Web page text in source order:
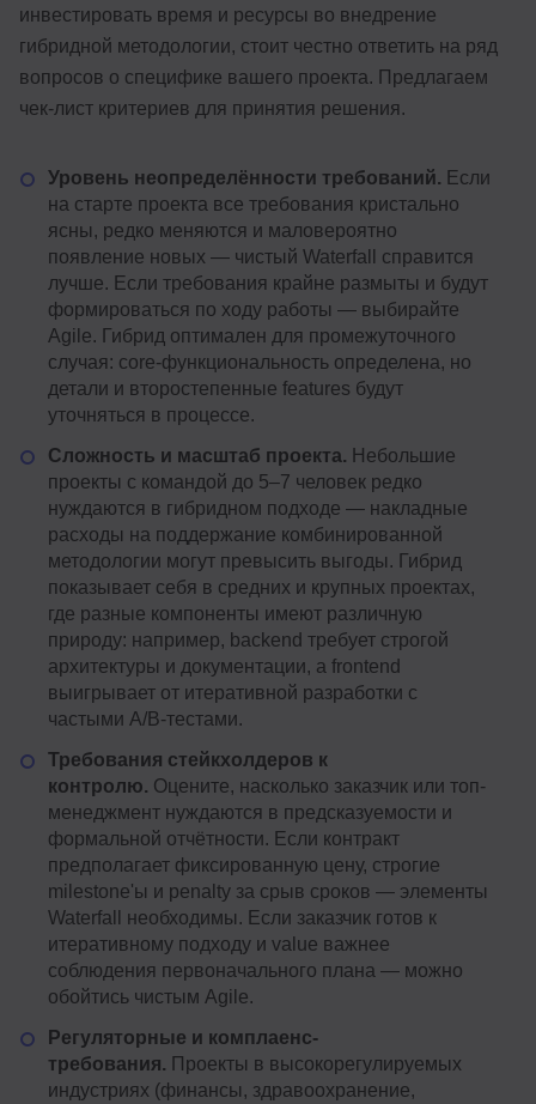
инвестировать время и ресурсы во внедрение
гибридной методологии, стоит честно ответить на ряд
вопросов о специфике вашего проекта. Предлагаем
чек-лист критериев для принятия решения.
Уровень неопределённости требований. Если
на старте проекта все требования кристально
ясны, редко меняются и маловероятно
появление новых — чистый Waterfall справится
лучше. Если требования крайне размыты и будут
формироваться по ходу работы — выбирайте
Agile. Гибрид оптимален для промежуточного
случая: core-функциональность определена, но
детали и второстепенные features будут
уточняться в процессе.
Сложность и масштаб проекта. Небольшие
проекты с командой до 5–7 человек редко
нуждаются в гибридном подходе — накладные
расходы на поддержание комбинированной
методологии могут превысить выгоды. Гибрид
показывает себя в средних и крупных проектах,
где разные компоненты имеют различную
природу: например, backend требует строгой
архитектуры и документации, а frontend
выигрывает от итеративной разработки с
частыми A/B-тестами.
Требования стейкхолдеров к
контролю. Оцените, насколько заказчик или топ-
менеджмент нуждаются в предсказуемости и
формальной отчётности. Если контракт
предполагает фиксированную цену, строгие
milestone'ы и penalty за срыв сроков — элементы
Waterfall необходимы. Если заказчик готов к
итеративному подходу и value важнее
соблюдения первоначального плана — можно
обойтись чистым Agile.
Регуляторные и комплаенс-
требования. Проекты в высокорегулируемых
индустриях (финансы, здравоохранение,